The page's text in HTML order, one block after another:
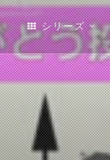
シリーズ